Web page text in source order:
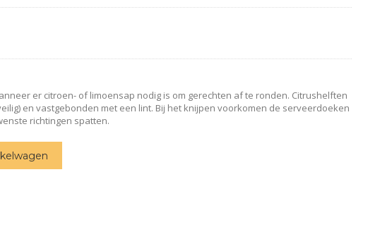
er citroen- of limoensap nodig is om gerechten af ​​te ronden. Citrushelften
en vastgebonden met een lint. Bij het knijpen voorkomen de serveerdoeken
richtingen spatten.